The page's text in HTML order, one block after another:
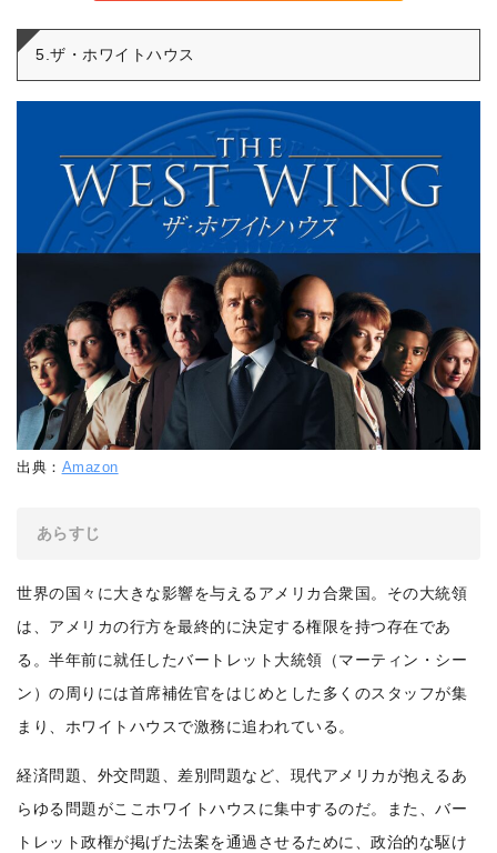
5.ザ・ホワイトハウス
出典： Amazon
あらすじ
世界の国々に大きな影響を与えるアメリカ合衆国。その大統領
は、アメリカの行方を最終的に決定する権限を持つ存在であ
る。半年前に就任したバートレット大統領（マーティン・シー
ン）の周りには首席補佐官をはじめとした多くのスタッフが集
まり、ホワイトハウスで激務に追われている。
経済問題、外交問題、差別問題など、現代アメリカが抱えるあ
らゆる問題がここホワイトハウスに集中するのだ。また、バー
トレット政権が掲げた法案を通過させるために、政治的な駆け